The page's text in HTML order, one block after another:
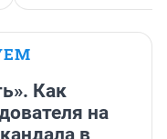
Как
на
в